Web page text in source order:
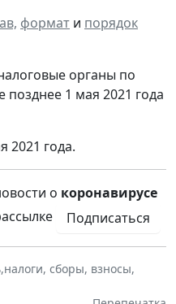
формат и порядок
органы по
позднее 1 мая 2021 года
2021 года.
о коронавирусе
Подписаться
,налоги, сборы, взносы,